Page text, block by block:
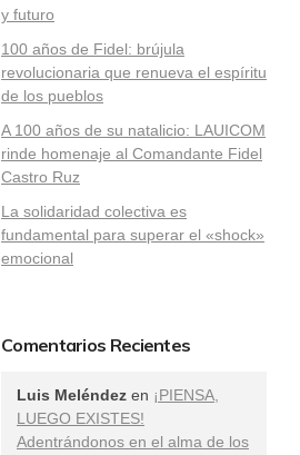
y futuro
100 años de Fidel: brújula
revolucionaria que renueva el espíritu
de los pueblos
A 100 años de su natalicio: LAUICOM
rinde homenaje al Comandante Fidel
Castro Ruz
La solidaridad colectiva es
fundamental para superar el «shock»
emocional
Comentarios Recientes
Luis Meléndez en ¡PIENSA,
LUEGO EXISTES!
Adentrándonos en el alma de los